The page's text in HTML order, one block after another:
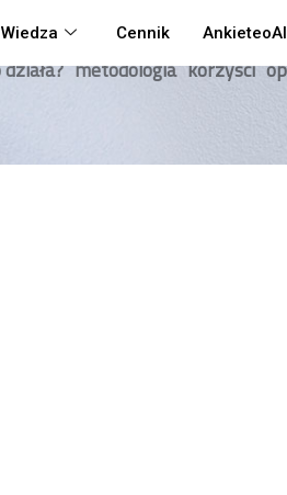
Wiedza Cennik AnkieteoAI